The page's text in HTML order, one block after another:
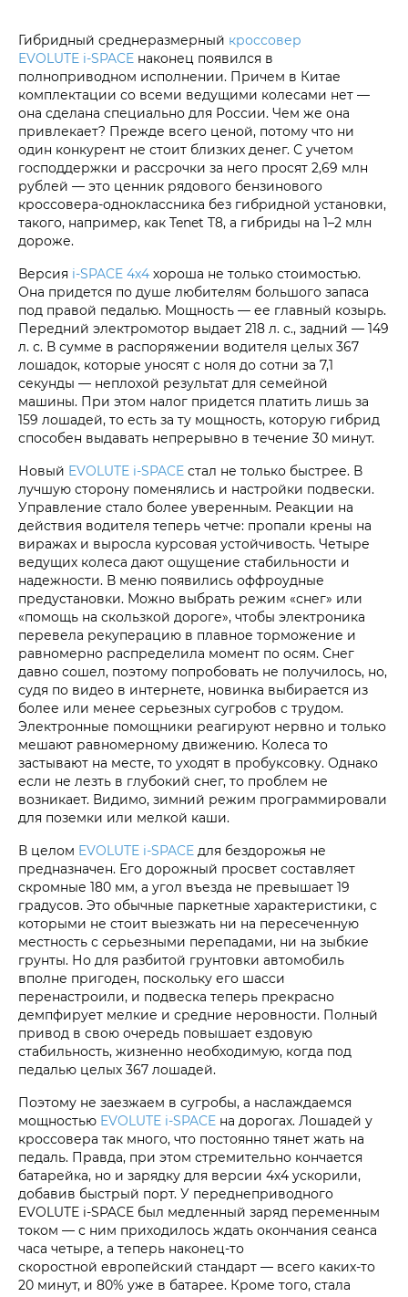
Гибридный среднеразмерный кроссовер
EVOLUTE i‑SPACE наконец появился в
полноприводном исполнении. Причем в Китае
комплектации со всеми ведущими колесами нет —
она сделана специально для России. Чем же она
привлекает? Прежде всего ценой, потому что ни
один конкурент не стоит близких денег. С учетом
господдержки и рассрочки за него просят 2,69 млн
рублей — это ценник рядового бензинового
кроссовера-одноклассника без гибридной установки,
такого, например, как Tenet T8, а гибриды на 1–2 млн
дороже.
Версия i‑SPACE 4х4 хороша не только стоимостью.
Она придется по душе любителям большого запаса
под правой педалью. Мощность — ее главный козырь.
Передний электромотор выдает 218 л. с., задний — 149
л. с. В сумме в распоряжении водителя целых 367
лошадок, которые уносят с ноля до сотни за 7,1
секунды — неплохой результат для семейной
машины. При этом налог придется платить лишь за
159 лошадей, то есть за ту мощность, которую гибрид
способен выдавать непрерывно в течение 30 минут.
Новый EVOLUTE i‑SPACE стал не только быстрее. В
лучшую сторону поменялись и настройки подвески.
Управление стало более уверенным. Реакции на
действия водителя теперь четче: пропали крены на
виражах и выросла курсовая устойчивость. Четыре
ведущих колеса дают ощущение стабильности и
надежности. В меню появились оффроудные
предустановки. Можно выбрать режим «снег» или
«помощь на скользкой дороге», чтобы электроника
перевела рекуперацию в плавное торможение и
равномерно распределила момент по осям. Снег
давно сошел, поэтому попробовать не получилось, но,
судя по видео в интернете, новинка выбирается из
более или менее серьезных сугробов с трудом.
Электронные помощники реагируют нервно и только
мешают равномерному движению. Колеса то
застывают на месте, то уходят в пробуксовку. Однако
если не лезть в глубокий снег, то проблем не
возникает. Видимо, зимний режим программировали
для поземки или мелкой каши.
В целом EVOLUTE i‑SPACE для бездорожья не
предназначен. Его дорожный просвет составляет
скромные 180 мм, а угол въезда не превышает 19
градусов. Это обычные паркетные характеристики, с
которыми не стоит выезжать ни на пересеченную
местность с серьезными перепадами, ни на зыбкие
грунты. Но для разбитой грунтовки автомобиль
вполне пригоден, поскольку его шасси
перенастроили, и подвеска теперь прекрасно
демпфирует мелкие и средние неровности. Полный
привод в свою очередь повышает ездовую
стабильность, жизненно необходимую, когда под
педалью целых 367 лошадей.
Поэтому не заезжаем в сугробы, а наслаждаемся
мощностью EVOLUTE i‑SPACE на дорогах. Лошадей у
кроссовера так много, что постоянно тянет жать на
педаль. Правда, при этом стремительно кончается
батарейка, но и зарядку для версии 4х4 ускорили,
добавив быстрый порт. У переднеприводного
EVOLUTE i‑SPACE был медленный заряд переменным
током — с ним приходилось ждать окончания сеанса
часа четыре, а теперь наконец-то
скоростной европейский стандарт — всего каких-то
20 минут, и 80% уже в батарее. Кроме того, стала